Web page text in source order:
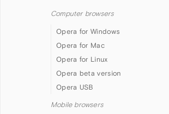
Computer browsers
Opera for Windows
Opera for Mac
Opera for Linux
Opera beta version
Opera USB
Mobile browsers